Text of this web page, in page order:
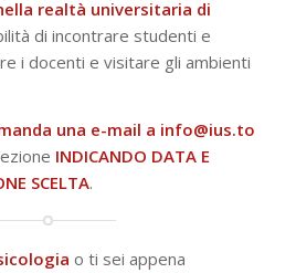
realtà universitaria di
di incontrare studenti e
i docenti e visitare gli ambienti
una e-mail a info@ius.to
INDICANDO DATA E
SCELTA.
o ti sei appena